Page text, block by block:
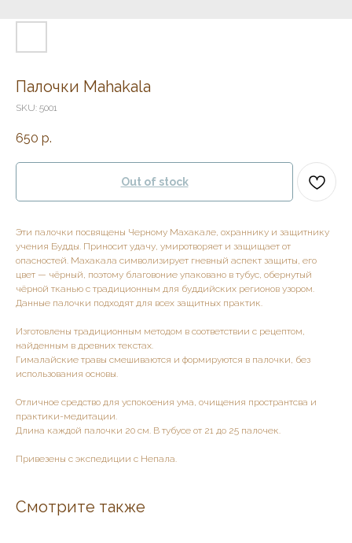
Палочки Mahakala
SKU: 5001
650 р.
Out of stock
Эти палочки посвящены Черному Махакале, охраннику и защитнику
учения Будды. Приносит удачу, умиротворяет и защищает от
опасностей. Махакала символизирует гневный аспект защиты, его
цвет — чёрный, поэтому благовоние упаковано в тубус, обернутый
чёрной тканью с традиционным для буддийских регионов узором.
Данные палочки подходят для всех защитных практик.
Изготовлены традиционным методом в соответствии с рецептом,
найденным в древних текстах.
Гималайские травы смешиваются и формируются в палочки, без
использования основы.
Отличное средство для успокоения ума, очищения пространтсва и
практики-медитации.
Длина каждой палочки 20 см. В тубусе от 21 до 25 палочек.
Привезены с экспедиции с Непала.
Смотрите также